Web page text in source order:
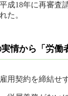
成18年に再審査
た。
情から「労働
用契約を締結せ